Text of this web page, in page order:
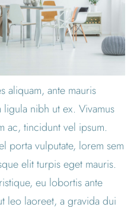
aliquam, ante mauris
nibh ut ex. Vivamus
ac, tincidunt vel ipsum.
porta vulputate, lorem sem
elit turpis eget mauris.
eu lobortis ante
leo laoreet, a gravida dui